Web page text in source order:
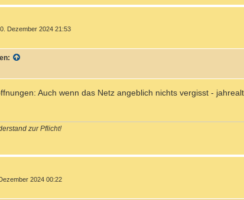
Dezember 2024 21:53
Auch wenn das Netz angeblich nichts vergisst -
zur Pflicht!
2024 00:22